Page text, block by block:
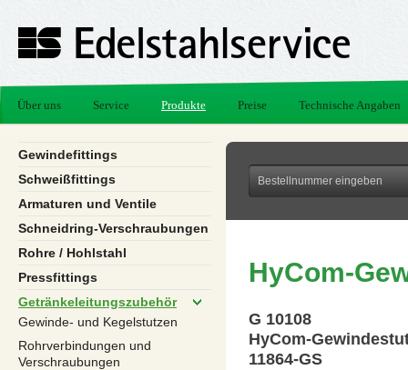
Über uns Service Produkte Preise Technische Angaben
Gewindefittings
Schweißfittings
Armaturen und Ventile
Schneidring-Verschraubungen
Rohre / Hohlstahl
Pressfittings
Getränkeleitungszubehör
Gewinde- und Kegelstutzen
Rohrverbindungen und
Verschraubungen
HyCom-
G 10108
HyCom-
11864-GS